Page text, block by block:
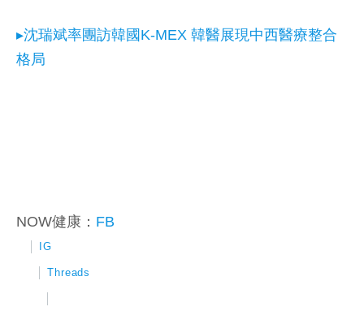
▸沈瑞斌率團訪韓國K-MEX 韓醫展現中西醫療整合
格局
NOW健康： FB
IG
│Threads